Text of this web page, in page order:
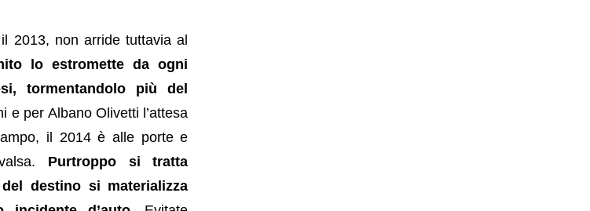
2013, non arride tuttavia al
lo estromette da ogni
tormentandolo più del
e per Albano Olivetti l’attesa
il 2014 è alle porte e
Purtroppo si tratta
destino si materializza